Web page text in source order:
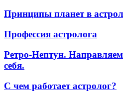
Принципы планет в
Профессия астролога
Ретро-Нептун.
себя.
С чем работает астролог?